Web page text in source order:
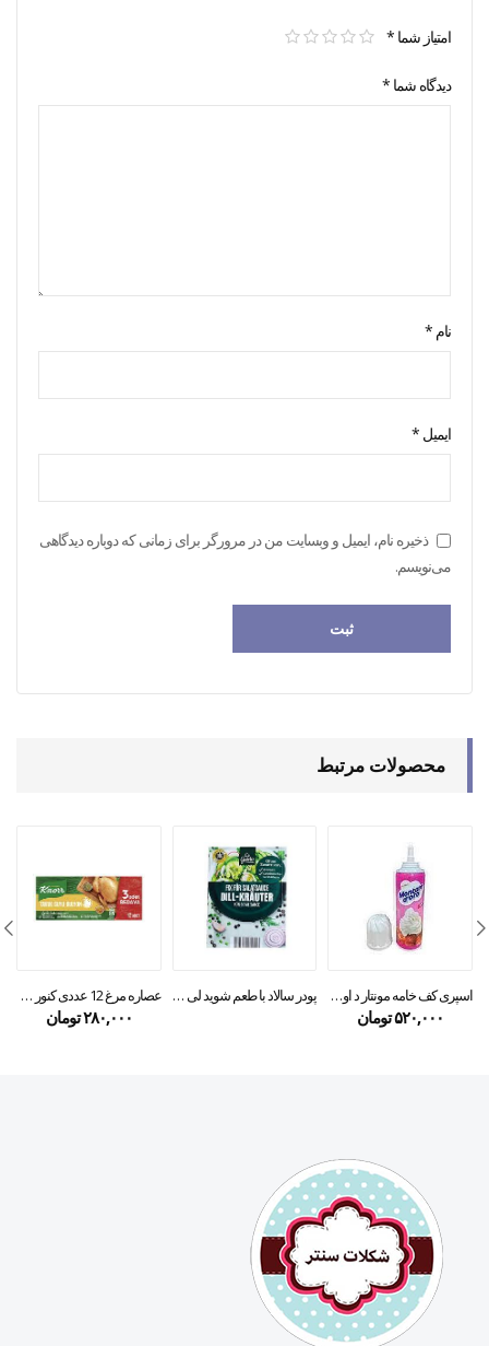
امتیاز شما *
دیدگاه شما *
نام *
ایمیل *
ذخیره نام، ایمیل و وبسایت من در مرورگر برای زمانی که دوباره دیدگاهی
می‌نویسم.
محصولات مرتبط
اسپری کف خامه مونتار د اورو ۲۵۰گرمی
۵۲۰,۰۰۰تومان
پودر سالاد با طعم شوید لی گاستو عصاره مرغ 12 عددی کنور Knorr
۲۸۰,۰۰۰تومان